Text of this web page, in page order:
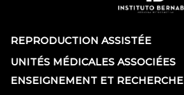
REPRODUCTION ASSISTÉE
UNITÉS MÉDICALES ASSOCIÉES
ENSEIGNEMENT ET RECHERCHE